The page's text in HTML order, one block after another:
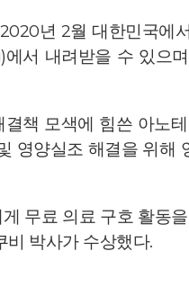
년 2월 대한민국에
서 내려받을 수 있으
책 모색에 힘쓴 아노
영양실조 해결을 위해
무료 의료 구호 활동
비 박사가 수상했다.